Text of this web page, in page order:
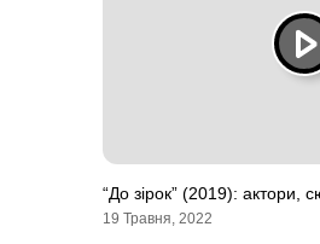
“До зірок” (2019): актори,
19 Травня, 2022